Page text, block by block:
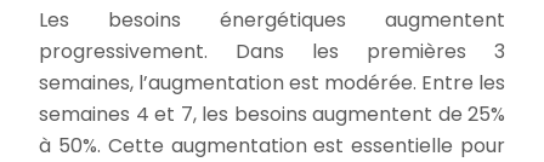
Les besoins énergétiques augmentent
progressivement. Dans les premières 3
semaines, l’augmentation est modérée. Entre les
semaines 4 et 7, les besoins augmentent de 25%
à 50%. Cette augmentation est essentielle pour